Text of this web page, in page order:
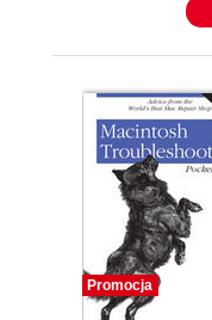
Promocja